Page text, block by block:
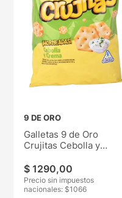
9 DE ORO
Galletas 9 de Oro
Crujitas Cebolla y
$ 1290,00
Precio sin impuestos
nacionales: $1066